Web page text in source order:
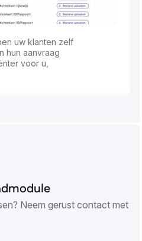
uw klanten zelf
hun aanvraag
voor u,
Neem gerust contact met